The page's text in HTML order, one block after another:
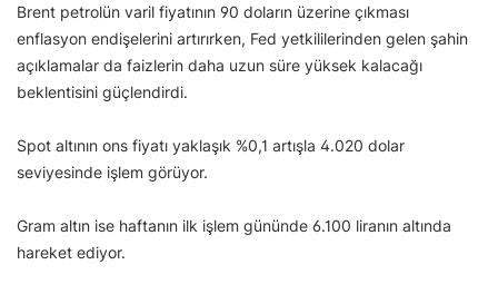
Brent petrolün varil fiyatının 90 doların üzerine çıkması
enflasyon endişelerini artırırken, Fed yetkililerinden gelen şahin
açıklamalar da faizlerin daha uzun süre yüksek kalacağı
beklentisini güçlendirdi.
Spot altının ons fiyatı yaklaşık %0,1 artışla 4.020 dolar
seviyesinde işlem görüyor.
Gram altın ise haftanın ilk işlem gününde 6.100 liranın altında
hareket ediyor.